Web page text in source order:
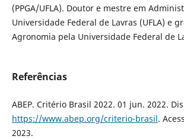
(PPGA/UFLA). Doutor e mestre em
Universidade Federal de Lavras (UFLA) e
Agronomia pela Universidade Federal de
Referências
ABEP. Critério Brasil 2022. 01 jun. 2022.
https://www.abep.org/criterio-brasil.
2023.